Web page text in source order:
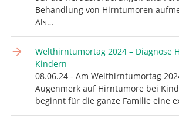
Behandlung von Hirntumoren
Als…
Welthirntumortag 2024 – Diagnose
Kindern
08.06.24 - Am Welthirntumortag
Augenmerk auf Hirntumore bei
beginnt für die ganze Familie eine